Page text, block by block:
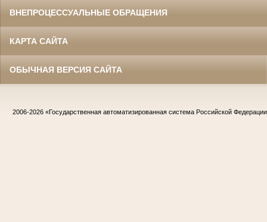
ВНЕПРОЦЕССУАЛЬНЫЕ ОБРАЩЕНИЯ
КАРТА САЙТА
ОБЫЧНАЯ ВЕРСИЯ САЙТА
2006-2026 «Государственная автоматизированная система Российской